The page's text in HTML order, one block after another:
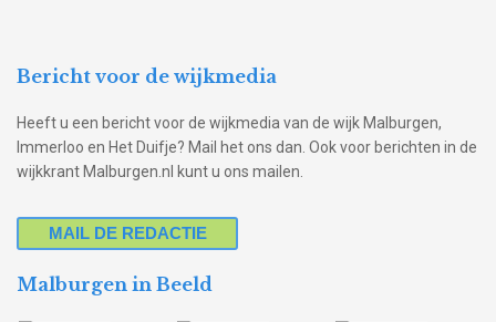
Bericht voor de wijkmedia
Heeft u een bericht voor de wijkmedia van de wijk Malburgen,
Immerloo en Het Duifje? Mail het ons dan. Ook voor berichten in de
wijkkrant Malburgen.nl kunt u ons mailen.
MAIL DE REDACTIE
Malburgen in Beeld